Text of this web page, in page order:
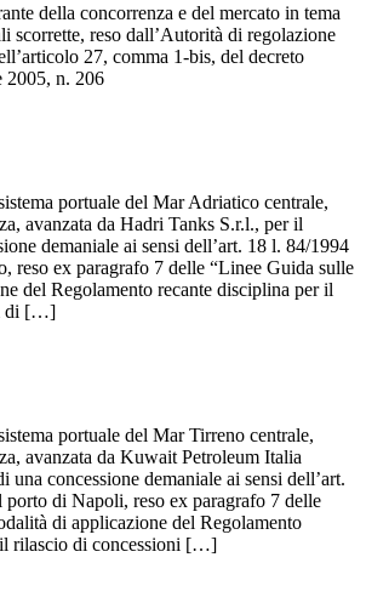
della concorrenza e del mercato in tema
scorrette, reso dall’Autorità di regolazione
27, comma 1-bis, del decreto
2005, n. 206
portuale del Mar Adriatico centrale,
avanzata da Hadri Tanks S.r.l., per il
demaniale ai sensi dell’art. 18 l. 84/1994
reso ex paragrafo 7 delle “Linee Guida sulle
del Regolamento recante disciplina per il
di […]
portuale del Mar Tirreno centrale,
avanzata da Kuwait Petroleum Italia
concessione demaniale ai sensi dell’art.
porto di Napoli, reso ex paragrafo 7 delle
di applicazione del Regolamento
rilascio di concessioni […]